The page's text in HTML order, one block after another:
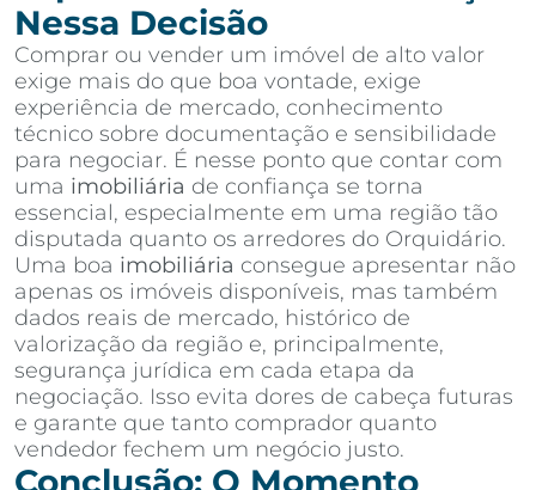
Nessa Decisão
Comprar ou vender um imóvel de alto valor
exige mais do que boa vontade, exige
experiência de mercado, conhecimento
técnico sobre documentação e sensibilidade
para negociar. É nesse ponto que contar com
uma imobiliária de confiança se torna
essencial, especialmente em uma região tão
disputada quanto os arredores do Orquidário.
Uma boa imobiliária consegue apresentar não
apenas os imóveis disponíveis, mas também
dados reais de mercado, histórico de
valorização da região e, principalmente,
segurança jurídica em cada etapa da
negociação. Isso evita dores de cabeça futuras
e garante que tanto comprador quanto
vendedor fechem um negócio justo.
Conclusão: O Momento